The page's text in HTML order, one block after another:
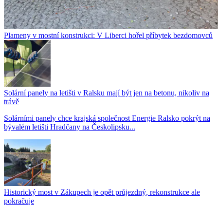
Plameny v mostní konstrukci: V Liberci hořel příbytek bezdomovců
Solární panely na letišti v Ralsku mají být jen na betonu, nikoliv na
trávě
Solárními panely chce krajská společnost Energie Ralsko pokrýt na
bývalém letišti Hradčany na Českolipsku...
Historický most v Zákupech je opět průjezdný, rekonstrukce ale
pokračuje